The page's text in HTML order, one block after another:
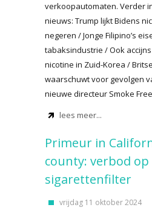
verkoopautomaten. Verder
nieuws: Trump lijkt Bidens
negeren / Jonge Filipino’s
tabaksindustrie / Ook
nicotine in Zuid-Korea /
waarschuwt voor gevolgen
nieuwe directeur Smoke
lees meer...
Primeur in
county: verbod op
sigarettenfilter
vrijdag 11 oktober 2024